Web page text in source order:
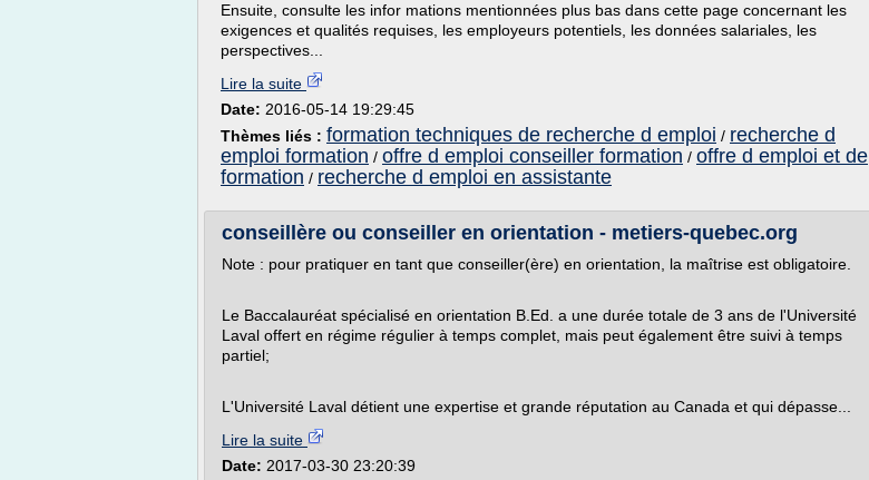
Ensuite, consulte les infor mations mentionnées plus bas dans cette page concernant les
exigences et qualités requises, les employeurs potentiels, les données salariales, les
perspectives...
Lire la suite
Date: 2016-05-14 19:29:45
Thèmes liés : formation techniques de recherche d emploi / recherche d
emploi formation / offre d emploi conseiller formation / offre d emploi et de
formation / recherche d emploi en assistante
conseillère ou conseiller en orientation - metiers-quebec.org
Note : pour pratiquer en tant que conseiller(ère) en orientation, la maîtrise est obligatoire.
Le Baccalauréat spécialisé en orientation B.Ed. a une durée totale de 3 ans de l'Université
Laval offert en régime régulier à temps complet, mais peut également être suivi à temps
partiel;
L'Université Laval détient une expertise et grande réputation au Canada et qui dépasse...
Lire la suite
Date: 2017-03-30 23:20:39